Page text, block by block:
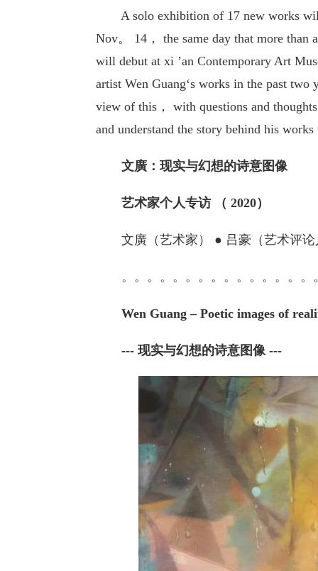
A solo exhibition of 17 new works will
Nov。 14， the same day that more than
will debut at xi ’an Contemporary Art
artist Wen Guang‘s works in the past
view of this， with questions and
and understand the story behind his works
文廣：现实与幻想的诗意图像
艺术家个人专访 （ 2020）
文廣（艺术家） ● 吕豪（艺术评论
。。。。。。。。。。。。。。。
Wen Guang – Poetic images of
--- 现实与幻想的诗意图像 ---